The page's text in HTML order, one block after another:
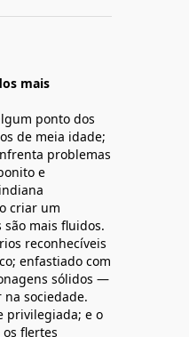
mais
ponto dos
de meia idade;
problemas
e
criar um
mais fluidos.
reconhecíveis
enfastiado com
sólidos —
sociedade.
privilegiada; e o
flertes